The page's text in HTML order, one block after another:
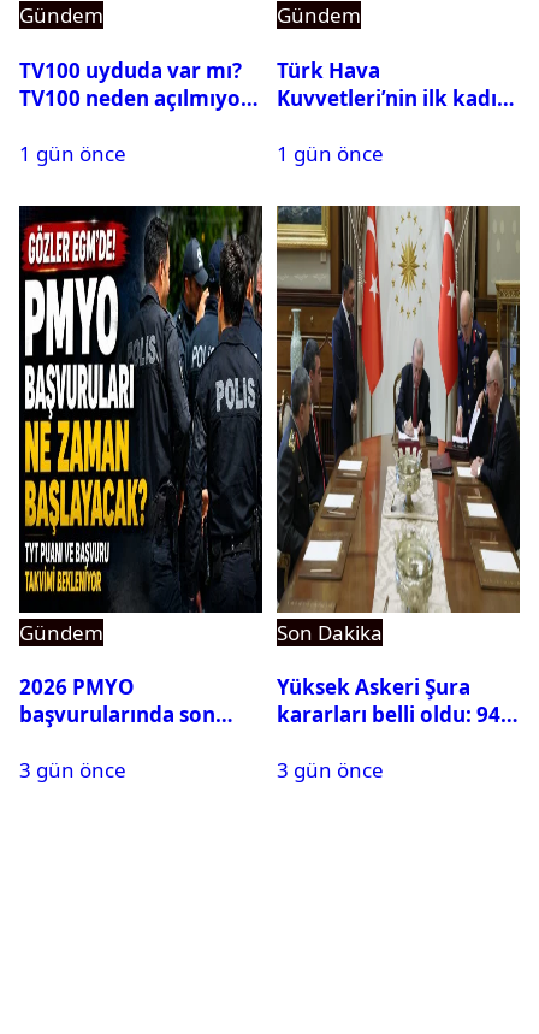
Gündem
TV100 uyduda var mı?
TV100 neden açılmıyor?
1 gün önce
Gündem
Türk Hava
Kuvvetleri’nin ilk kadın
Karapınar hakkında
ortaya çıktı
1 gün önce
Gündem
2026 PMYO
başvurularında son
3 gün önce
Son Dakika
Yüksek Askeri Şura
kararları belli oldu: 94
3 gün önce